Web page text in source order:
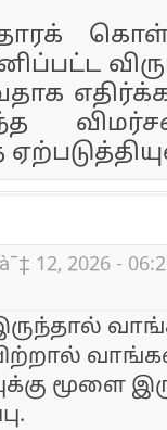
12, 2026 -
விற்றால்
மூளை